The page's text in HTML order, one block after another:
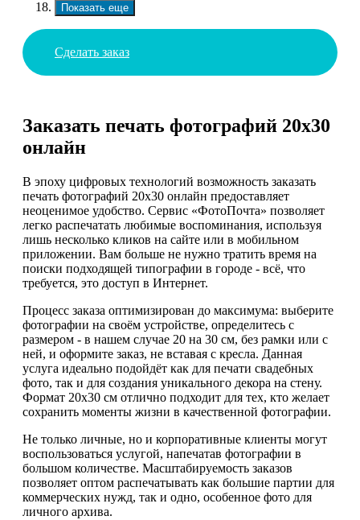
Показать еще
Сделать заказ
Заказать печать фотографий 20х30
онлайн
В эпоху цифровых технологий возможность заказать
печать фотографий 20х30 онлайн предоставляет
неоценимое удобство. Сервис «ФотоПочта» позволяет
легко распечатать любимые воспоминания, используя
лишь несколько кликов на сайте или в мобильном
приложении. Вам больше не нужно тратить время на
поиски подходящей типографии в городе - всё, что
требуется, это доступ в Интернет.
Процесс заказа оптимизирован до максимума: выберите
фотографии на своём устройстве, определитесь с
размером - в нашем случае 20 на 30 см, без рамки или с
ней, и оформите заказ, не вставая с кресла. Данная
услуга идеально подойдёт как для печати свадебных
фото, так и для создания уникального декора на стену.
Формат 20х30 см отлично подходит для тех, кто желает
сохранить моменты жизни в качественной фотографии.
Не только личные, но и корпоративные клиенты могут
воспользоваться услугой, напечатав фотографии в
большом количестве. Масштабируемость заказов
позволяет оптом распечатывать как большие партии для
коммерческих нужд, так и одно, особенное фото для
личного архива.